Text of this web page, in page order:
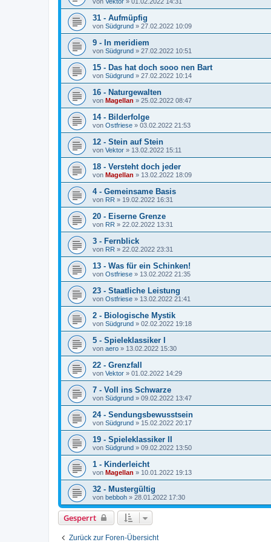
31 - Aufmüpfig
von Südgrund » 27.02.2022 10:09
9 - In meridiem
von Südgrund » 27.02.2022 10:51
15 - Das hat doch sooo nen Bart
von Südgrund » 27.02.2022 10:14
16 - Naturgewalten
von Magellan » 25.02.2022 08:47
14 - Bilderfolge
von Ostfriese » 03.02.2022 21:53
12 - Stein auf Stein
von Vektor » 13.02.2022 15:11
18 - Versteht doch jeder
von Magellan » 13.02.2022 18:09
4 - Gemeinsame Basis
von RR » 19.02.2022 16:31
20 - Eiserne Grenze
von RR » 22.02.2022 13:31
3 - Fernblick
von RR » 22.02.2022 23:31
13 - Was für ein Schinken!
von Ostfriese » 13.02.2022 21:35
23 - Staatliche Leistung
von Ostfriese » 13.02.2022 21:41
2 - Biologische Mystik
von Südgrund » 02.02.2022 19:18
5 - Spieleklassiker I
von aero » 13.02.2022 15:30
22 - Grenzfall
von Vektor » 01.02.2022 14:29
7 - Voll ins Schwarze
von Südgrund » 09.02.2022 13:47
24 - Sendungsbewusstsein
von Südgrund » 15.02.2022 20:17
19 - Spieleklassiker II
von Südgrund » 09.02.2022 13:50
1 - Kinderleicht
von Magellan » 10.01.2022 19:13
32 - Mustergültig
von bebboh » 28.01.2022 17:30
Gesperrt
Zurück zur Foren-Übersicht